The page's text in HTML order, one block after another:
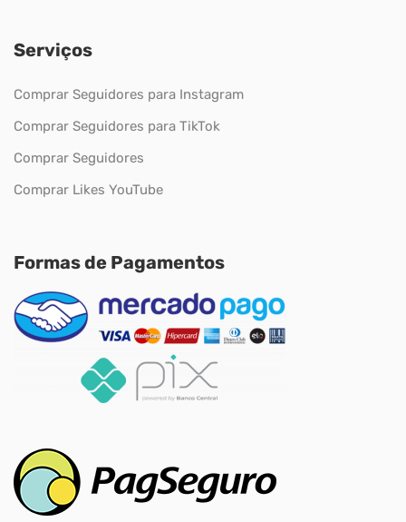
Serviços
Comprar Seguidores para Instagram
Comprar Seguidores para TikTok
Comprar Seguidores
Comprar Likes YouTube
Formas de Pagamentos